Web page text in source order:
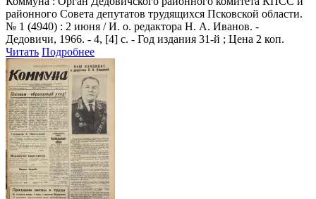
районного Совета депутатов трудящихся Псковской области.
№ 1 (4940) : 2 июня / И. о. редактора Н. А. Иванов. -
Дедовичи, 1966. - 4, [4] с. - Год издания 31-й ; Цена 2 коп.
Читать Подробнее